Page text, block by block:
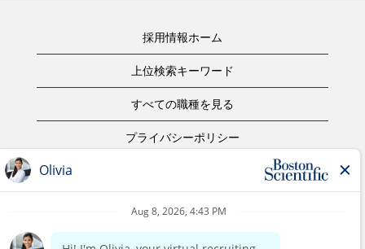
採用情報ホーム
上位検索キーワード
すべての職種を見る
プライバシーポリシー